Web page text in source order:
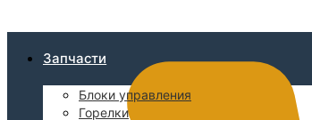
Запчасти
Блоки управления
Горелки